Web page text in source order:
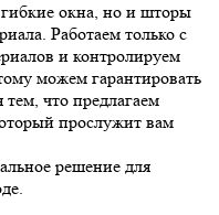
окна, но и шторы
Работаем только с
и контролируем
можем гарантировать
что предлагаем
прослужит вам
решение для